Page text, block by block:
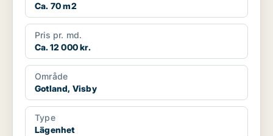
Ca. 70 m2
Pris pr. md.
Ca. 12 000 kr.
Område
Gotland, Visby
Type
Lägenhet